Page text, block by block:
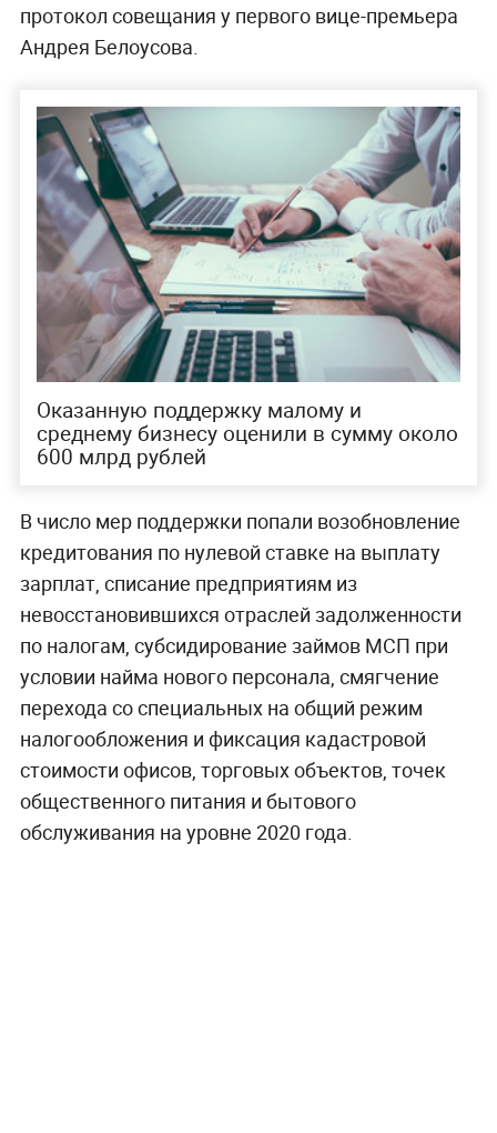
протокол совещания у первого вице-премьера
Андрея Белоусова.
Оказанную поддержку малому и
среднему бизнесу оценили в сумму около
600 млрд рублей
В число мер поддержки попали возобновление
кредитования по нулевой ставке на выплату
зарплат, списание предприятиям из
невосстановившихся отраслей задолженности
по налогам, субсидирование займов МСП при
условии найма нового персонала, смягчение
перехода со специальных на общий режим
налогообложения и фиксация кадастровой
стоимости офисов, торговых объектов, точек
общественного питания и бытового
обслуживания на уровне 2020 года.